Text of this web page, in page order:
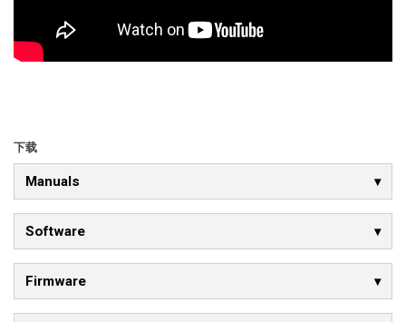
下载
Manuals
Software
Firmware